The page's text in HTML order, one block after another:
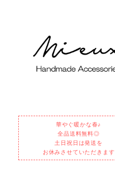
華やぐ暖かな春♪
全品送料無料◎
土日祝日は発送を
お休みさせていただきます